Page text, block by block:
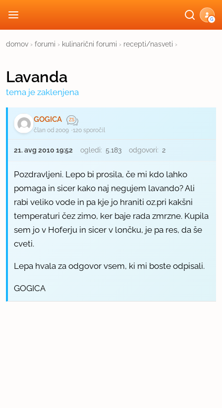
G
domov › forumi › kulinarični forumi › recepti/nasveti ›
Lavanda
tema je zaklenjena
GOGICA
član od 2009 120 sporočil
21. avg 2010 19:52 ogledi: 5.183 odgovori: 2
Pozdravljeni. Lepo bi prosila, če mi kdo lahko
pomaga in sicer kako naj negujem lavando? Ali
rabi veliko vode in pa kje jo hraniti oz.pri kakšni
temperaturi čez zimo, ker baje rada zmrzne. Kupila
sem jo v Hoferju in sicer v lončku, je pa res, da še
cveti.
Lepa hvala za odgovor vsem, ki mi boste odpisali.
GOGICA